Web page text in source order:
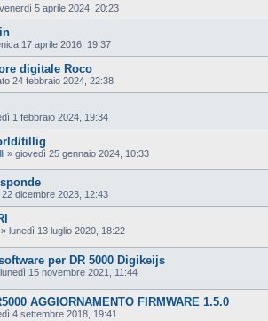
venerdì 5 aprile 2024, 20:23
17 aprile 2016, 19:37
digitale Roco
24 febbraio 2024, 22:38
1 febbraio 2024, 19:34
tillig
» giovedì 25 gennaio 2024, 10:33
dicembre 2023, 12:43
» lunedì 13 luglio 2020, 18:22
per DR 5000 Digikeijs
lunedì 15 novembre 2021, 11:44
AGGIORNAMENTO FIRMWARE 1.5.0
4 settembre 2018, 19:41